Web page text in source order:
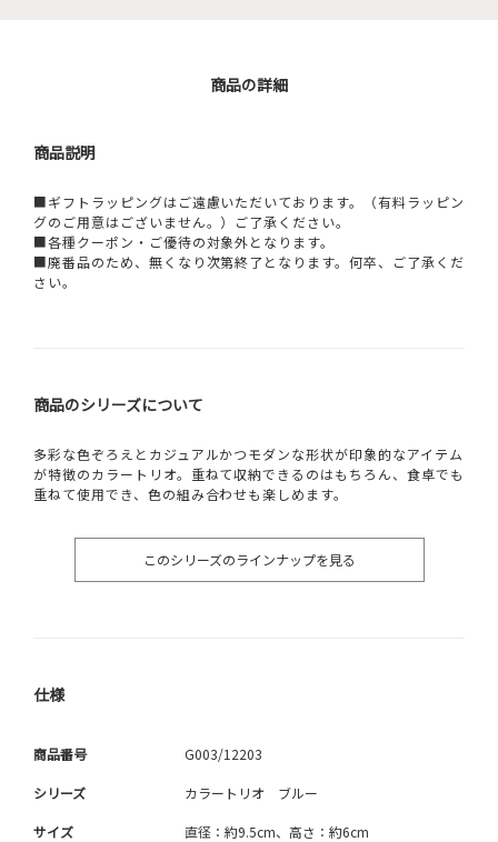
商品の詳細
商品説明
■ギフトラッピングはご遠慮いただいております。（有料ラッピン
グのご用意はございません。）ご了承ください。
■各種クーポン・ご優待の対象外となります。
■廃番品のため、無くなり次第終了となります。何卒、ご了承くだ
さい。
商品のシリーズについて
多彩な色ぞろえとカジュアルかつモダンな形状が印象的なアイテム
が特徴のカラートリオ。重ねて収納できるのはもちろん、食卓でも
重ねて使用でき、色の組み合わせも楽しめます。
このシリーズのラインナップを見る
仕様
商品番号 G003/12203
シリーズ カラートリオ ブルー
サイズ 直径：約9.5cm、高さ：約6cm